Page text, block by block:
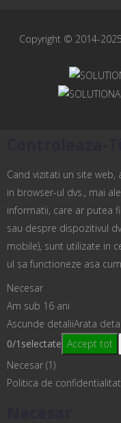
Copyright © 2014-
Cand vizitati un site
in browser-ul dvs., mai
informatii, care ar putea
sau despre dispozitivul
mobile), sunt utilizate in
ul sa functioneze asa
Necesar
Am sub 16 ani
Ascunde detaliiArata
0/1 selectate Accept tot
Necesar (1)
Politica de